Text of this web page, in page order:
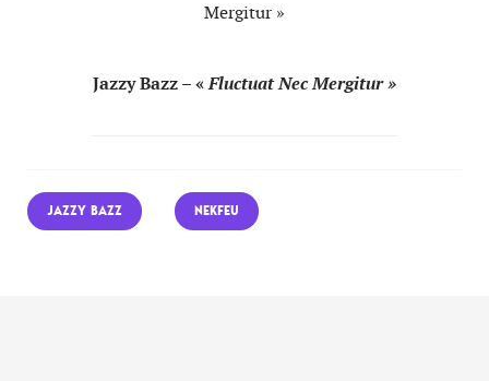
Mergitur »
Jazzy Bazz – «Fluctuat Nec Mergitur »
JAZZY BAZZ NEKFEU